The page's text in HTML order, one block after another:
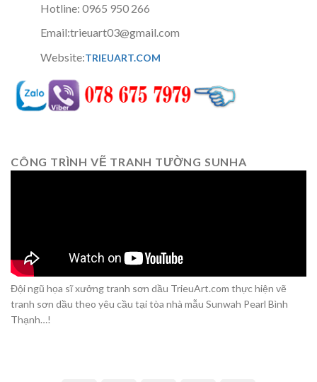
Hotline: 0965 950 266
Email:trieuart03@gmail.com
Website:TRIEUART.COM
CÔNG TRÌNH VẼ TRANH TƯỜNG SUNHA
Đội ngũ họa sĩ xưởng tranh sơn dầu TrieuArt.com thực hiện vẽ
tranh sơn dầu theo yêu cầu tại tòa nhà mẫu Sunwah Pearl Bình
Thạnh…!